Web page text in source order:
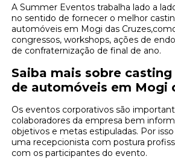
A Summer Eventos trabalha lado a
no sentido de fornecer o melhor
automóveis em Mogi das
congressos, workshops, ações de
de confraternização de final de ano.
Saiba mais sobre
de automóveis em Mogi
Os eventos corporativos são
colaboradores da empresa bem
objetivos e metas estipuladas. Por
uma recepcionista com postura
com os participantes do evento.